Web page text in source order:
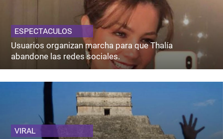
ESPECTACULOS
Usuarios organizan marcha para que Thalía
abandone las redes sociales.
VIRAL